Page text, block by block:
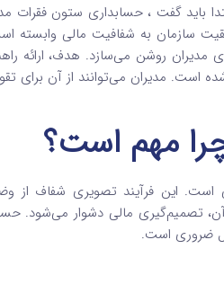
باید گفت ، حسابداری ستون فقرات
سازمان به شفافیت مالی وابسته
مدیران روشن می‌سازد. هدف، ارائه
مدیران می‌توانند از آن برای
مهم است؟
این فرآیند تصویری شفاف از
تصمیم‌گیری مالی دشوار می‌شود.
ضروری است.